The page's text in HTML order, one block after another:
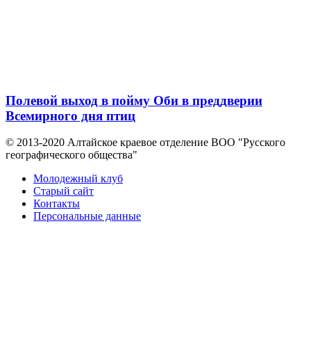
Полевой выход в пойму Оби в преддверии
Всемирного дня птиц
© 2013-2020 Алтайское краевое отделение BOO "Русского
географического общества"
Молодежный клуб
Старый сайт
Контакты
Персональные данные